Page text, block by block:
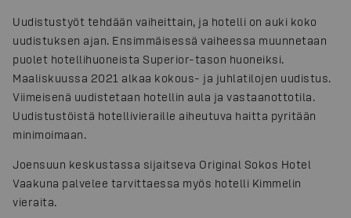
Uudistustyöt tehdään vaiheittain, ja hotelli on auki koko
uudistuksen ajan. Ensimmäisessä vaiheessa muunnetaan
puolet hotellihuoneista Superior-tason huoneiksi.
Maaliskuussa 2021 alkaa kokous- ja juhlatilojen uudistus.
Viimeisenä uudistetaan hotellin aula ja vastaanottotila.
Uudistustöistä hotellivieraille aiheutuva haitta pyritään
minimoimaan.
Joensuun keskustassa sijaitseva Original Sokos Hotel
Vaakuna palvelee tarvittaessa myös hotelli Kimmelin
vieraita.